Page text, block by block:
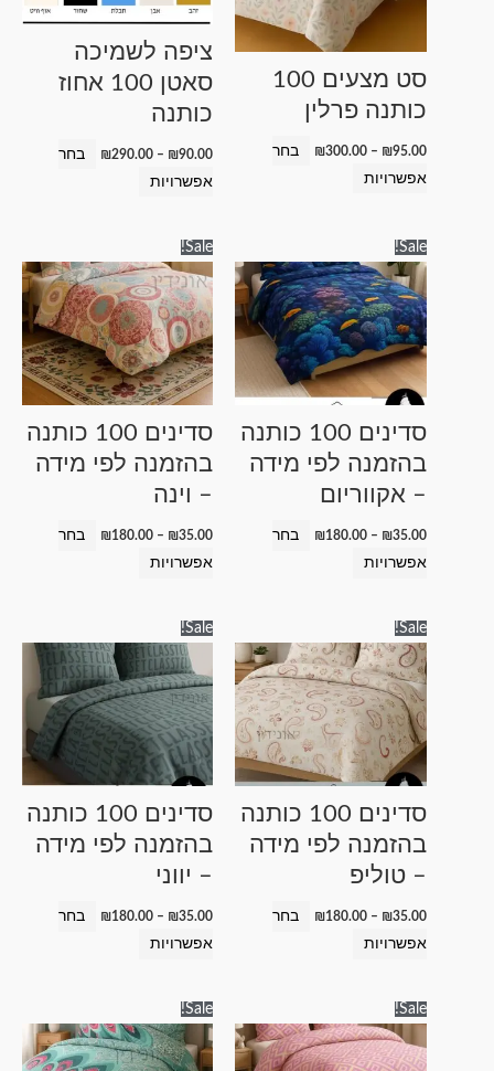
סט מצעים 100
כותנה פרלין
₪95.00
–
₪300.00
בחר
אפשרויות
ניתן
את
האפשרויות
ציפה לשמיכה
סאטן 100 אחוז
כותנה
₪90.00
–
₪290.00
בחר
אפשרויות
לבחור
את
Sale!
סדינים 100 כותנה
בהזמנה לפי מידה
– אקווריום
₪35.00
–
₪180.00
מחירים:
⁦₪35.00⁩
עד
⁦₪180.00⁩
בחר
אפשרויות
זה
יש
מספר
סוגים.
ניתן
את
האפשרויות
בעמוד
Sale!
סדינים 100 כותנה
בהזמנה לפי מידה
– וינה
₪35.00
–
₪180.00
מחירים:
⁦₪35.00⁩
עד
⁦₪180.00⁩
בחר
אפשרויות
זה
יש
מספר
סוגים.
ניתן
את
האפשרויות
Sale!
סדינים 100 כותנה
בהזמנה לפי מידה
– טוליפ
₪35.00
–
₪180.00
מחירים:
⁦₪35.00⁩
עד
⁦₪180.00⁩
בחר
אפשרויות
זה
יש
מספר
סוגים.
ניתן
את
האפשרויות
בעמוד
Sale!
סדינים 100 כותנה
בהזמנה לפי מידה
– יווני
₪35.00
–
₪180.00
מחירים:
עד
⁦₪180.00⁩
בחר
אפשרויות
זה
יש
מספר
סוגים.
את
האפשרויות
Sale!
מחירים:
⁦₪35.00⁩
עד
זה
יש
Sale!
מחירים:
⁦₪35.00⁩
עד
זה
יש